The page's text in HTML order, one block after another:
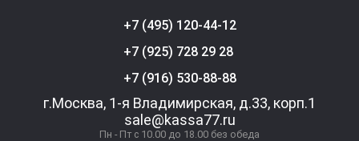
+7 (495) 120-44-12
+7 (925) 728 29 28
+7 (916) 530-88-88
г.Москва, 1-я Владимирская, д.33, корп.1
sale@kassa77.ru
Пн - Пт с 10.00 до 18.00 без обеда